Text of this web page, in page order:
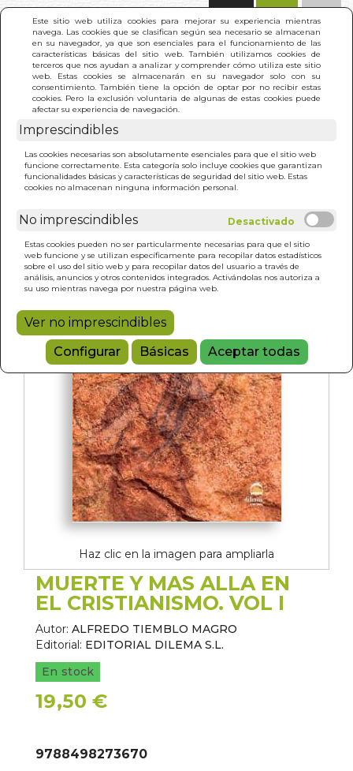
Este sitio web utiliza cookies para mejorar su experiencia mientras
navega. Las cookies que se clasifican según sea necesario se almacenan
en su navegador, ya que son esenciales para el funcionamiento de las
características básicas del sitio web. También utilizamos cookies de
terceros que nos ayudan a analizar y comprender cómo utiliza este sitio
web. Estas cookies se almacenarán en su navegador solo con su
consentimiento. También tiene la opción de optar por no recibir estas
cookies. Pero la exclusión voluntaria de algunas de estas cookies puede
afectar su experiencia de navegación.
Imprescindibles
Las cookies necesarias son absolutamente esenciales para que el sitio web
funcione correctamente. Esta categoría solo incluye cookies que garantizan
funcionalidades básicas y características de seguridad del sitio web. Estas
cookies no almacenan ninguna información personal.
No imprescindibles
Estas cookies pueden no ser particularmente necesarias para que el sitio
web funcione y se utilizan específicamente para recopilar datos estadísticos
sobre el uso del sitio web y para recopilar datos del usuario a través de
análisis, anuncios y otros contenidos integrados. Activándolas nos autoriza a
su uso mientras navega por nuestra página web.
Ver no imprescindibles
Configurar
Básicas Aceptar todas
INICIO >
VOL I
Haz clic en la imagen para ampliarla
MUERTE Y MAS ALLA EN
EL CRISTIANISMO. VOL I
Autor: ALFREDO TIEMBLO MAGRO
Editorial: EDITORIAL DILEMA S.L.
En stock
19,50 €
9788498273670